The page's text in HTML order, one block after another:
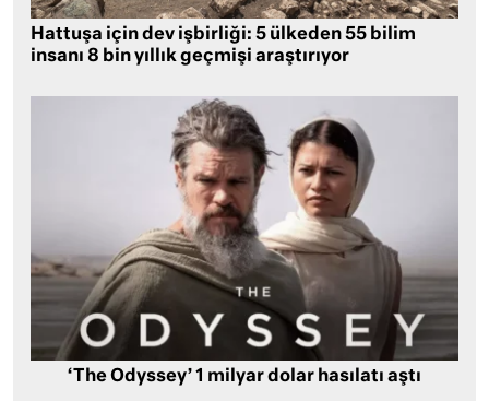
Hattuşa için dev işbirliği: 5 ülkeden 55 bilim
insanı 8 bin yıllık geçmişi araştırıyor
‘The Odyssey’ 1 milyar dolar hasılatı aştı